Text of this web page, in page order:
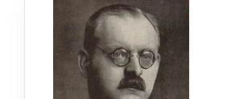
the
and
Czechia